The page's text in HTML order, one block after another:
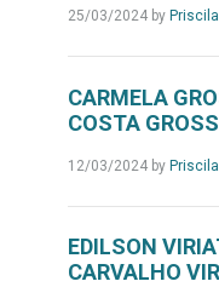
25/03/2024by Priscila
CARMELA
COSTA GROSS
12/03/2024by Priscila
EDILSON
CARVALHO